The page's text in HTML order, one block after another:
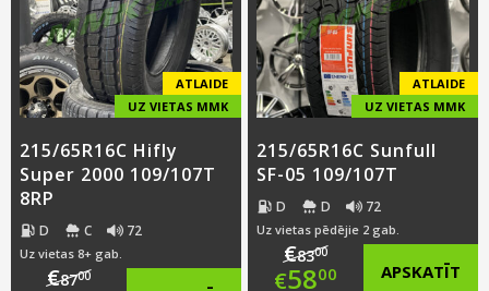
ATLAIDE
UZ VIETAS MMK
215/65R16C Hifly
Super 2000 109/107T
8RP
D C 72
Uz vietas 8+ gab.
€8700
ATLAIDE
UZ VIETAS MMK
215/65R16C Sunfull
SF-05 109/107T
D D 72
Uz vietas pēdējie 2 gab.
€8300
Original
€5800 APSKATĪT